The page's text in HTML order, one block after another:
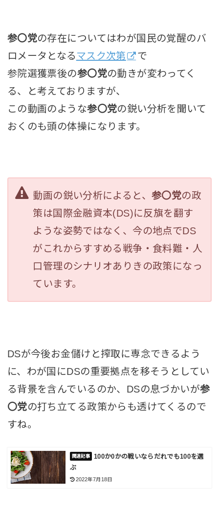
参〇党の存在についてはわが国民の覚醒のバ
ロメータとなる マスク次第
で
参院選獲票後の参〇党の動きが変わってく
る、
と考えておりますが、
この動画のような参〇党の鋭い分析を聞いて
おくのも頭の体操になります。
動画の鋭い分析によると、 参〇党の政
策は国際金融資本(DS)に反旗を翻す
ような姿勢ではなく、今の地点でDS
がこれからすすめる戦争・食料難・人
口管理のシナリオありきの政策になっ
ています。
DSが今後お金儲けと搾取に専念できるよう
に、わが国にDSの重要拠点を移そうとしてい
る背景を含んでいるのか、DSの息づかいが参
〇党の打ち立てる政策からも透けてくるので
すね。
100か0かの戦いならだれでも100を選
ぶ
2022年7月18日